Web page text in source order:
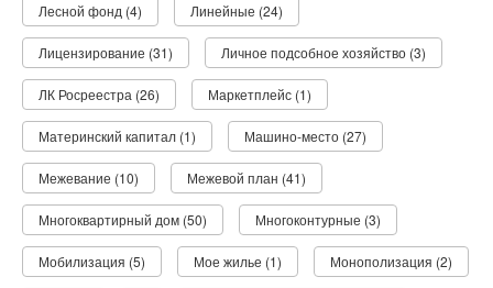
Лесной фонд (4) Линейные (24)
Лицензирование (31) Личное подсобное хозяйство (3)
ЛК Росреестра (26) Маркетплейс (1)
Материнский капитал (1) Машино-место (27)
Межевание (10) Межевой план (41)
Многоквартирный дом (50) Многоконтурные (3)
Мобилизация (5) Мое жилье (1) Монополизация (2)